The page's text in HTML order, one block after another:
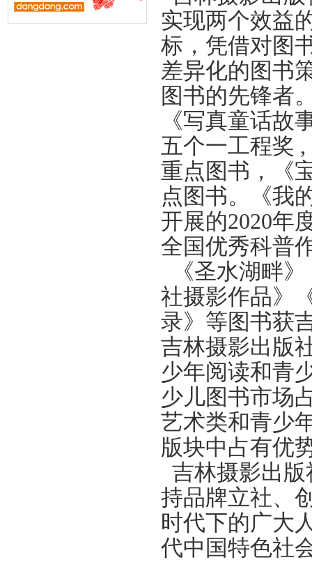
实现两个效益
标，凭借对图
差异化的图书
图书的先锋者
《写真童话故
五个一工程奖
重点图书，《
点图书。《我
开展的2020年
全国优秀科普
《圣水湖畔
社摄影作品》
录》等图书获
吉林摄影出版
少年阅读和青
少儿图书市场
艺术类和青少
版块中占有优
吉林摄影出
持品牌立社、
时代下的广大
代中国特色社